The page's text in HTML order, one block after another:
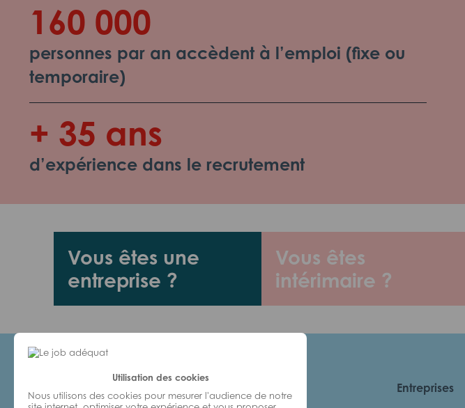
Utilisation des cookies
Nous utilisons des cookies pour mesurer l'audience de notre
160 000
personnes par an accèdent à l’emploi (fixe ou
temporaire)
+ 35 ans
d’expérience dans le recrutement
Vous êtes une
entreprise ?
Vous êtes
intérimaire ?
Entreprises